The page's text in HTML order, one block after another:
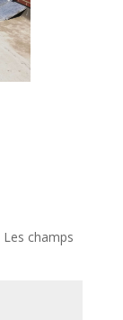
Les champs